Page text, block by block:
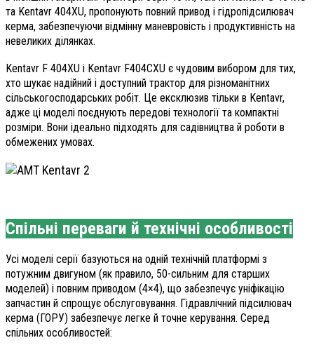
та Kentavr 404XU, пропонують повний привод і гідропідсилювач
керма, забезпечуючи відмінну маневровість і продуктивність на
невеликих ділянках.
Kentavr F 404XU і Kentavr F404CXU є чудовим вибором для тих,
хто шукає надійний і доступний трактор для різноманітних
сільськогосподарських робіт. Це ексклюзив тільки в Kentavr,
адже ці моделі поєднують передові технології та компактні
розміри. Вони ідеально підходять для садівництва й роботи в
обмежених умовах.
Спільні переваги й технічні особливості
Усі моделі серії базуються на одній технічній платформі з
потужним двигуном (як правило, 50-сильним для старших
моделей) і повним приводом (4×4), що забезпечує уніфікацію
запчастин й спрощує обслуговування. Гідравлічний підсилювач
керма (ГОРУ) забезпечує легке й точне керування. Серед
спільних особливостей: